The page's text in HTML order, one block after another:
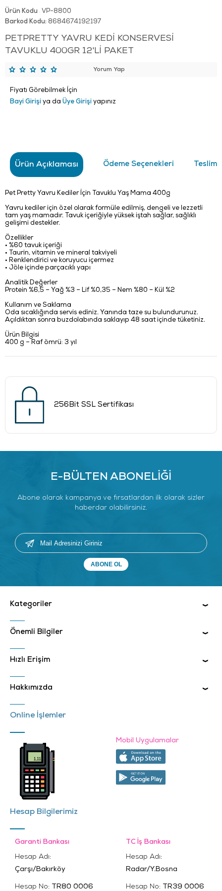
Ürün Kodu : VP-8800
Barkod Kodu: 8684674192197
PETPRETTY YAVRU KEDİ KONSERVESİ
TAVUKLU 400GR 12'Lİ PAKET
Yorum Yap
Fiyatı Görebilmek İçin
Bayi Girişi ya da Üye Girişi yapınız
Ürün Açıklaması Ödeme Seçenekleri
Pet Pretty Yavru Kediler İçin Tavuklu Yaş Mama 400g
Yavru kediler için özel olarak formüle edilmiş, dengeli ve lezzetli
tam yaş mamadır. Tavuk içeriğiyle yüksek iştah sağlar, sağlıklı
gelişimi destekler.
Özellikler
• %60 tavuk içeriği
• Taurin, vitamin ve mineral takviyeli
• Renklendirici ve koruyucu içermez
• Jöle içinde parçacıklı yapı
Analitik Değerler
Protein %6,5 – Yağ %3 – Lif %0,35 – Nem %80 – Kül %2
Kullanım ve Saklama
Oda sıcaklığında servis ediniz. Yanında taze su bulundurunuz.
Açıldıktan sonra buzdolabında saklayıp 48 saat içinde tüketiniz.
Ürün Bilgisi
400 g – Raf ömrü: 3 yıl
256Bit SSL Sertifikası
E-BÜLTEN ABONELİĞİ
Abone olarak kampanya ve fırsatlardan ilk olarak sizler
haberdar olabilirsiniz.
Kategoriler
Önemli Bilgiler
Hızlı Erişim
Hakkımızda
Online İşlemler
Mobil Uygulamalar
Hesap Bilgilerimiz
Garanti Bankası
Hesap Adı:
Çarşı/Bakırköy
Hesap No: TR80 0006
TC İş Bankası
Hesap Adı:
Radar/Y.Bosna
Hesap No: TR39 0006